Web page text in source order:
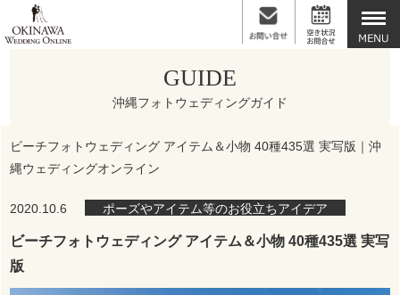
GUIDE
沖縄フォトウェディングガイド
ビーチフォトウェディング アイテム＆小物 40種435選 実写版｜沖
縄ウェディングオンライン
2020.10.6 ポーズやアイテム等のお役立ちアイデア
ビーチフォトウェディング アイテム＆小物 40種435選 実写
版